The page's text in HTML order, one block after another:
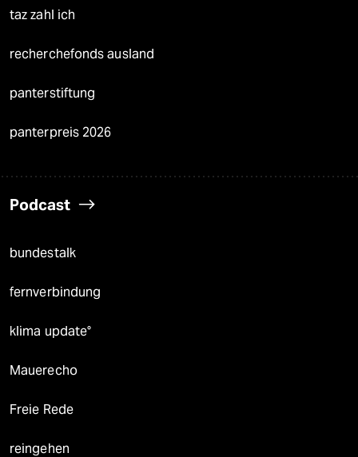
taz zahl ich
recherchefonds ausland
panterstiftung
panterpreis 2026
Podcast
bundestalk
fernverbindung
klima update°
Mauerecho
Freie Rede
reingehen